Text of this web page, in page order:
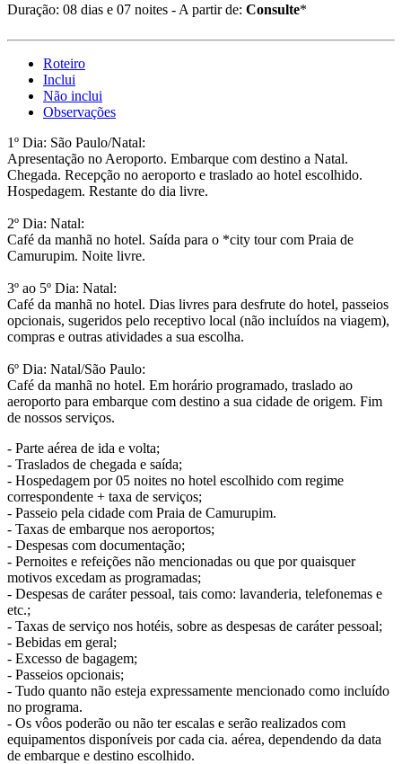
Duração: 08 dias e 07 noites - A partir de: Consulte*
Roteiro
Inclui
Não inclui
Observações
1º Dia: São Paulo/Natal:
Apresentação no Aeroporto. Embarque com destino a Natal.
Chegada. Recepção no aeroporto e traslado ao hotel escolhido.
Hospedagem. Restante do dia livre.
2º Dia: Natal:
Café da manhã no hotel. Saída para o *city tour com Praia de
Camurupim. Noite livre.
3º ao 5º Dia: Natal:
Café da manhã no hotel. Dias livres para desfrute do hotel, passeios
opcionais, sugeridos pelo receptivo local (não incluídos na viagem),
compras e outras atividades a sua escolha.
6º Dia: Natal/São Paulo:
Café da manhã no hotel. Em horário programado, traslado ao
aeroporto para embarque com destino a sua cidade de origem. Fim
de nossos serviços.
- Parte aérea de ida e volta;
- Traslados de chegada e saída;
- Hospedagem por 05 noites no hotel escolhido com regime
correspondente + taxa de serviços;
- Passeio pela cidade com Praia de Camurupim.
- Taxas de embarque nos aeroportos;
- Despesas com documentação;
- Pernoites e refeições não mencionadas ou que por quaisquer
motivos excedam as programadas;
- Despesas de caráter pessoal, tais como: lavanderia, telefonemas e
etc.;
- Taxas de serviço nos hotéis, sobre as despesas de caráter pessoal;
- Bebidas em geral;
- Excesso de bagagem;
- Passeios opcionais;
- Tudo quanto não esteja expressamente mencionado como incluído
no programa.
- Os vôos poderão ou não ter escalas e serão realizados com
equipamentos disponíveis por cada cia. aérea, dependendo da data
de embarque e destino escolhido.